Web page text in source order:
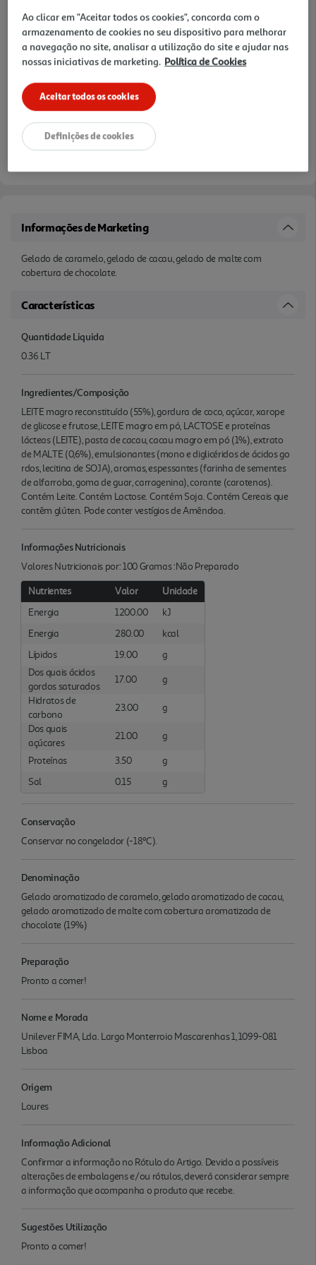
Notas de preparação
Informações de Marketing
Gelado de caramelo, gelado de cacau, gelado de malte com
cobertura de chocolate.
Características
Quantidade Liquida
0.36 LT
Ingredientes/Composição
LEITE magro reconstituído (55%), gordura de coco, açúcar, xarope
de glicose e frutose, LEITE magro em pó, LACTOSE e proteínas
lácteas (LEITE), pasta de cacau, cacau magro em pó (1%), extrato
de MALTE (0,6%), emulsionantes (mono e diglicéridos de ácidos go
rdos, lecitina de SOJA), aromas, espessantes (farinha de sementes
de alfarroba, goma de guar, carragenina), corante (carotenos).
Contém Leite. Contém Lactose. Contém Soja. Contém Cereais que
contêm glúten. Pode conter vestígios de Amêndoa.
Informações Nutricionais
Valores Nutricionais por: 100 Gramas :Não Preparado
Nutrientes Valor
Unidade
Energia
1200.00
kJ
Energia
280.00
kcal
Lípidos
19.00
g
Dos quais ácidos
gordos saturados
17.00
g
Hidratos de
carbono
23.00
g
Dos quais
açúcares
21.00 g
Proteínas 3.50
g
Sal
0.15 g
Conservação
Conservar no congelador (-18ºC).
Denominação
Gelado aromatizado de caramelo, gelado aromatizado de cacau,
gelado aromatizado de malte com cobertura aromatizada de
chocolate (19%)
Preparação
Pronto a comer!
Nome e Morada
Unilever FIMA, Lda. Largo Monterroio Mascarenhas 1, 1099-081
Lisboa
Origem
Loures
Informação Adicional
Confirmar a informação no Rótulo do Artigo. Devido a possíveis
alterações de embalagens e/ou rótulos, deverá considerar sempre
a informação que acompanha o produto que recebe.
Sugestões Utilização
Pronto a comer!
Ao clicar em "Aceitar todos os cookies", concorda com o
armazenamento de cookies no seu dispositivo para melhorar
a navegação no site, analisar a utilização do site e ajudar nas
nossas iniciativas de marketing. Política de Cookies
Aceitar todos os cookies
Definições de cookies